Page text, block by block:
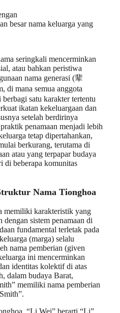
besar nama keluarga yang
seringkali mencerminkan
atau bahkan peristiwa
nama generasi (辈
di mana semua anggota
satu karakter tertentu
ikatan kekeluargaan dan
setelah berdirinya
penamaan menjadi lebih
tetap dipertahankan,
berkurang, terutama di
atau yang terpapar budaya
di beberapa komunitas
Nama Tionghoa
memiliki karakteristik yang
dengan sistem penamaan di
fundamental terletak pada
(marga) selalu
nama pemberian (given
ini mencerminkan
identitas kolektif di atas
dalam budaya Barat,
memiliki nama pemberian
“Li Wei” berarti “Li”